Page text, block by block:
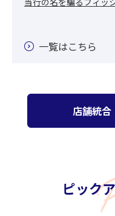
一覧はこちら
店舗統合
ピック